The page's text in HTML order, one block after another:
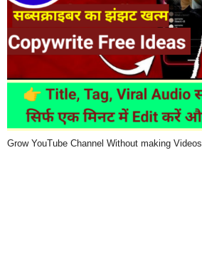
Grow YouTube Channel Without making Videos